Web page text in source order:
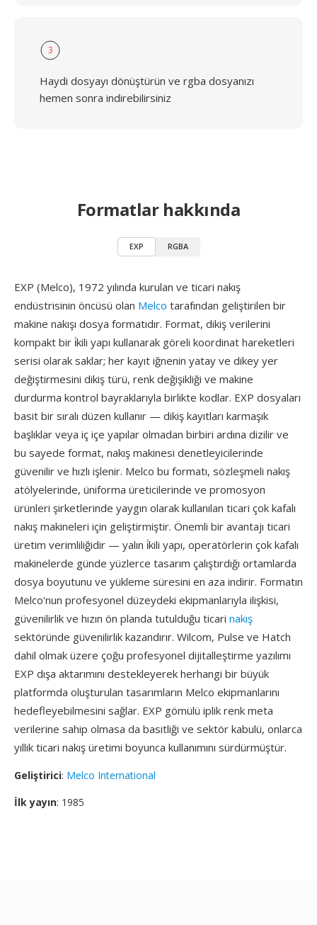
3
Haydi dosyayı dönüştürün ve rgba dosyanızı
hemen sonra indirebilirsiniz
Formatlar hakkında
EXP RGBA
EXP (Melco), 1972 yılında kurulan ve ticari nakış
endüstrisinin öncüsü olan Melco tarafından geliştirilen bir
makine nakışı dosya formatıdır. Format, dikiş verilerini
kompakt bir i̇kili yapı kullanarak göreli koordinat hareketleri
serisi olarak saklar; her kayıt iğnenin yatay ve dikey yer
değiştirmesini dikiş türü, renk değişikliği ve makine
durdurma kontrol bayraklarıyla birlikte kodlar. EXP dosyaları
basit bir sıralı düzen kullanır — dikiş kayıtları karmaşık
başlıklar veya iç içe yapılar olmadan birbiri ardına dizilir ve
bu sayede format, nakış makinesi denetleyicilerinde
güvenilir ve hızlı işlenir. Melco bu formatı, sözleşmeli nakış
atölyelerinde, üniforma üreticilerinde ve promosyon
ürünleri şirketlerinde yaygın olarak kullanılan ticari çok kafalı
nakış makineleri için geliştirmiştir. Önemli bir avantajı ticari
üretim verimliliğidir — yalın i̇kili yapı, operatörlerin çok kafalı
makinelerde günde yüzlerce tasarım çalıştırdığı ortamlarda
dosya boyutunu ve yükleme süresini en aza indirir. Formatın
Melco'nun profesyonel düzeydeki ekipmanlarıyla ilişkisi,
güvenilirlik ve hızın ön planda tutulduğu ticari nakış
sektöründe güvenilirlik kazandırır. Wilcom, Pulse ve Hatch
dahil olmak üzere çoğu profesyonel dijitalleştirme yazılımı
EXP dışa aktarımını destekleyerek herhangi bir büyük
platformda oluşturulan tasarımların Melco ekipmanlarını
hedefleyebilmesini sağlar. EXP gömülü iplik renk meta
verilerine sahip olmasa da basitliği ve sektör kabulü, onlarca
yıllık ticari nakış üretimi boyunca kullanımını sürdürmüştür.
Geliştirici: Melco International
İlk yayın: 1985